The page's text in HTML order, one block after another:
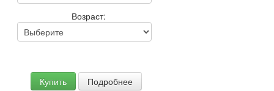
Возраст:
Купить Подробнее